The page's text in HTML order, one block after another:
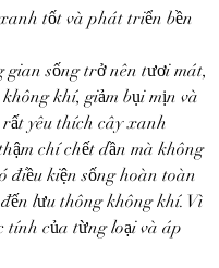
tốt và phát triển bền
sống trở nên tươi mát,
khí, giảm bụi mịn và
yêu thích cây xanh
chí chết dần mà không
điều kiện sống hoàn toàn
lưu thông không khí. Vì
tính của từng loại và áp